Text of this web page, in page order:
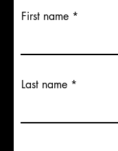
First name
Last name